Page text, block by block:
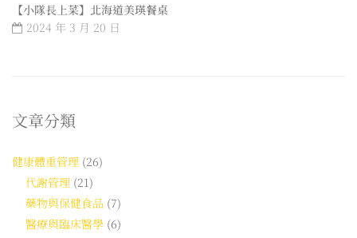
【小隊長上菜】北海道美瑛餐桌
2024 年 3 月 20 日
文章分類
健康體重管理 (26)
代謝管理 (21)
藥物與保健食品 (7)
醫療與臨床醫學 (6)